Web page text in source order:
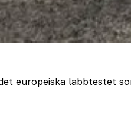
europeiska labbtestet